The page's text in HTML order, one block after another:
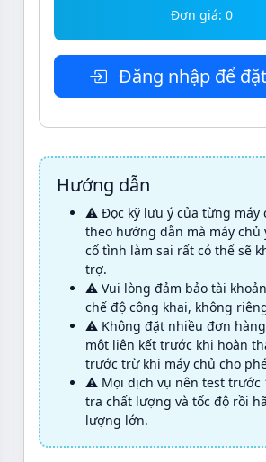
Đơn giá: 0
Đăng nhập để
Hướng dẫn
⚠️ Đọc kỹ lưu ý của từng máy
theo hướng dẫn mà máy chủ
cố tình làm sai rất có thể sẽ
trợ.
⚠️ Vui lòng đảm bảo tài
chế độ công khai, không
⚠️ Không đặt nhiều đơn
một liên kết trước khi hoàn
trước trừ khi máy chủ cho
⚠️ Mọi dịch vụ nên test trước
tra chất lượng và tốc độ rồi
lượng lớn.